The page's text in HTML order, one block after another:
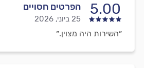
5.00 הפרטים חסויים
25 ביוני, 2026
״השירות היה מצוין.״